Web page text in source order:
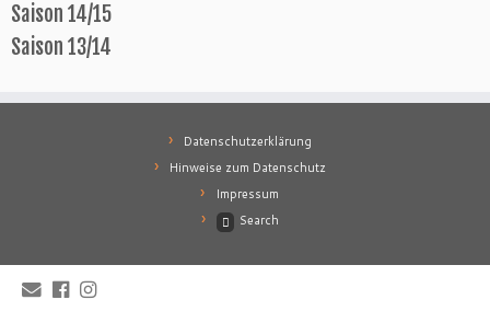
Saison 14/15
Saison 13/14
Datenschutzerklärung
Hinweise zum Datenschutz
Impressum
Search